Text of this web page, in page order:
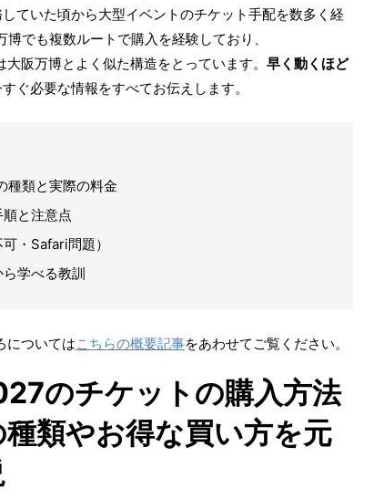
ていた頃から大型イベントのチケット手配を数多く経
でも複数ルートで購入を経験しており、
阪万博とよく似た構造をとっています。 早く動くほど
ぐ必要な情報をすべてお伝えします。
種類と実際の料金
と注意点
・Safari問題）
学べる教訓
についてはこちらの概要記事をあわせてご覧ください。
のチケットの購入方法
類やお得な買い方を元